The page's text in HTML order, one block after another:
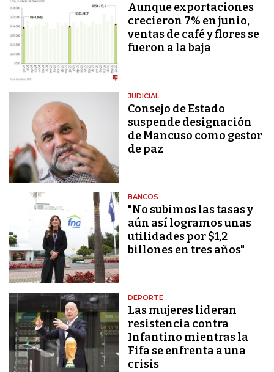
Aunque exportaciones
crecieron 7% en junio,
ventas de café y flores se
fueron a la baja
JUDICIAL
Consejo de Estado
suspende designación
de Mancuso como gestor
de paz
BANCOS
"No subimos las tasas y
aún así logramos unas
utilidades por $1,2
billones en tres años"
DEPORTE
Las mujeres lideran
resistencia contra
Infantino mientras la
Fifa se enfrenta a una
crisis